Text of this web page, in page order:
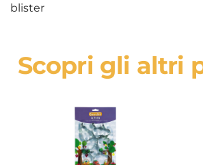
blister
Scopri gli altri